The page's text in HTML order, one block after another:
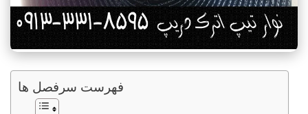
فهرست سرفصل ها